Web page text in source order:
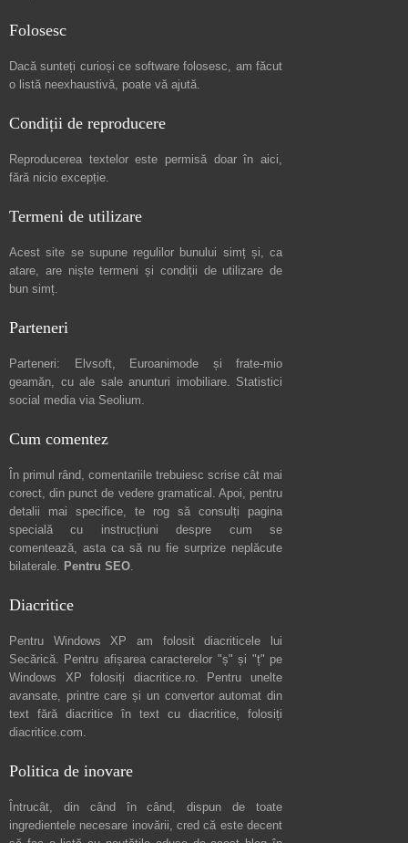
Folosesc
Dacă sunteți curioși ce software folosesc, am făcut
o listă neexhaustivă, poate vă ajută.
Condiții de reproducere
Reproducerea textelor este permisă doar în aici,
fără nicio excepție.
Termeni de utilizare
Acest site se supune regulilor bunului simț și, ca
atare, are niștetermeni și condiții de utilizare de
bun simț.
Parteneri
Parteneri: Elvsoft, Euroanimode și frate-mio
geamăn, cu ale sale anunturi imobiliare. Statistici
social media via Seolium.
Cum comentez
În primul rând, comentariile trebuiesc scrise cât mai
corect, din punct de vedere gramatical. Apoi, pentru
detalii mai specifice, te rog să consulți pagina
specială cu instrucțiuni despre cum se
comentează, asta ca să nu fie surprize neplăcute
bilaterale. Pentru SEO.
Diacritice
Pentru Windows XP am folosit diacriticele lui
Secărică. Pentru afișarea caracterelor "ș" și "ț" pe
Windows XP folosiți diacritice.ro. Pentru unelte
avansate, printre care și un convertor automat din
text fără diacritice în text cu diacritice, folosiți
diacritice.com.
Politica de inovare
Întrucât, din când în când, dispun de toate
ingredientele necesare inovării, cred că este decent